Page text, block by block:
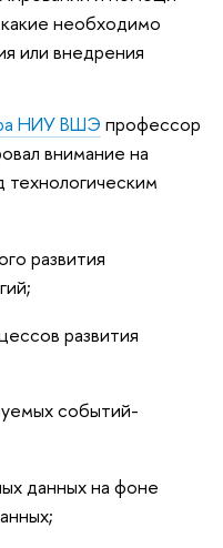
необходимо
или внедрения
НИУ ВШЭ профессор
внимание на
технологическим
развития
развития
событий-
данных на фоне